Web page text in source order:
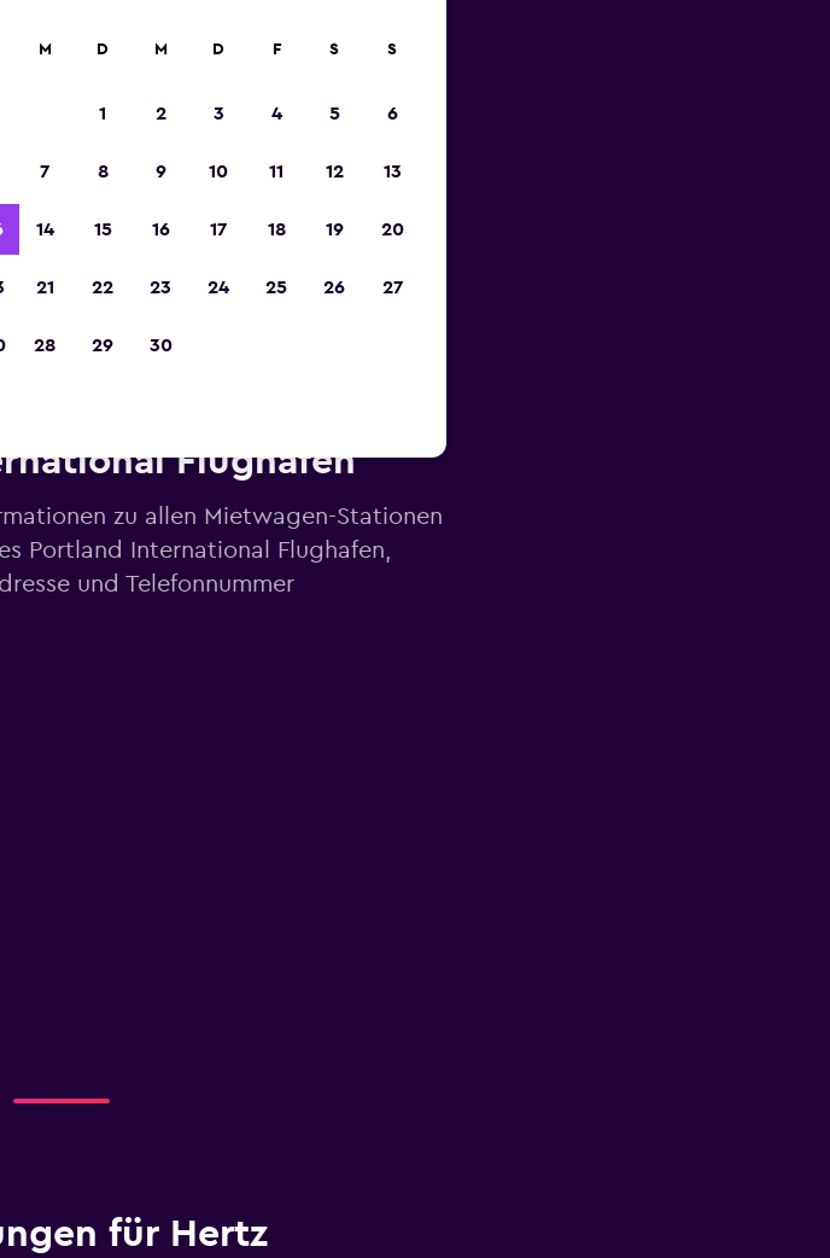
Sieger 2023 gekürt
Flughafen
zu allen Mietwagen-Stationen
Portland International Flughafen,
und Telefonnummer
für Hertz
M D M D F S S
1 2 3 4 5 6
7 8 9 10 11 12 13
14 15 16 17 18 19 20
21 22 23 24 25 26 27
28 29 30